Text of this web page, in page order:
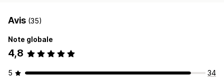
Avis (35)
Note globale
4,8
5
34